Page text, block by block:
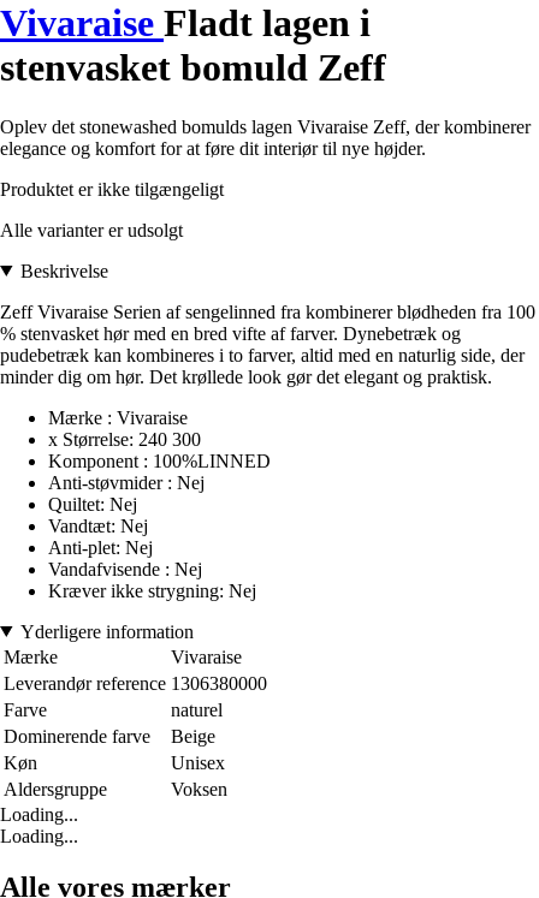
Vivaraise Fladt lagen i
stenvasket bomuld Zeff
Oplev det stonewashed bomulds lagen Vivaraise Zeff, der kombinerer
elegance og komfort for at føre dit interiør til nye højder.
Produktet er ikke tilgængeligt
Alle varianter er udsolgt
Beskrivelse
Zeff Vivaraise Serien af sengelinned fra kombinerer blødheden fra 100
% stenvasket hør med en bred vifte af farver. Dynebetræk og
pudebetræk kan kombineres i to farver, altid med en naturlig side, der
minder dig om hør. Det krøllede look gør det elegant og praktisk.
Mærke : Vivaraise
x Størrelse: 240 300
Komponent : 100%LINNED
Anti-støvmider : Nej
Quiltet: Nej
Vandtæt: Nej
Anti-plet: Nej
Vandafvisende : Nej
Kræver ikke strygning: Nej
Yderligere information
Mærke
Vivaraise
Leverandør reference 1306380000
Farve
naturel
Dominerende farve
Beige
Køn
Unisex
Aldersgruppe
Voksen
Loading...
Loading...
Alle vores mærker